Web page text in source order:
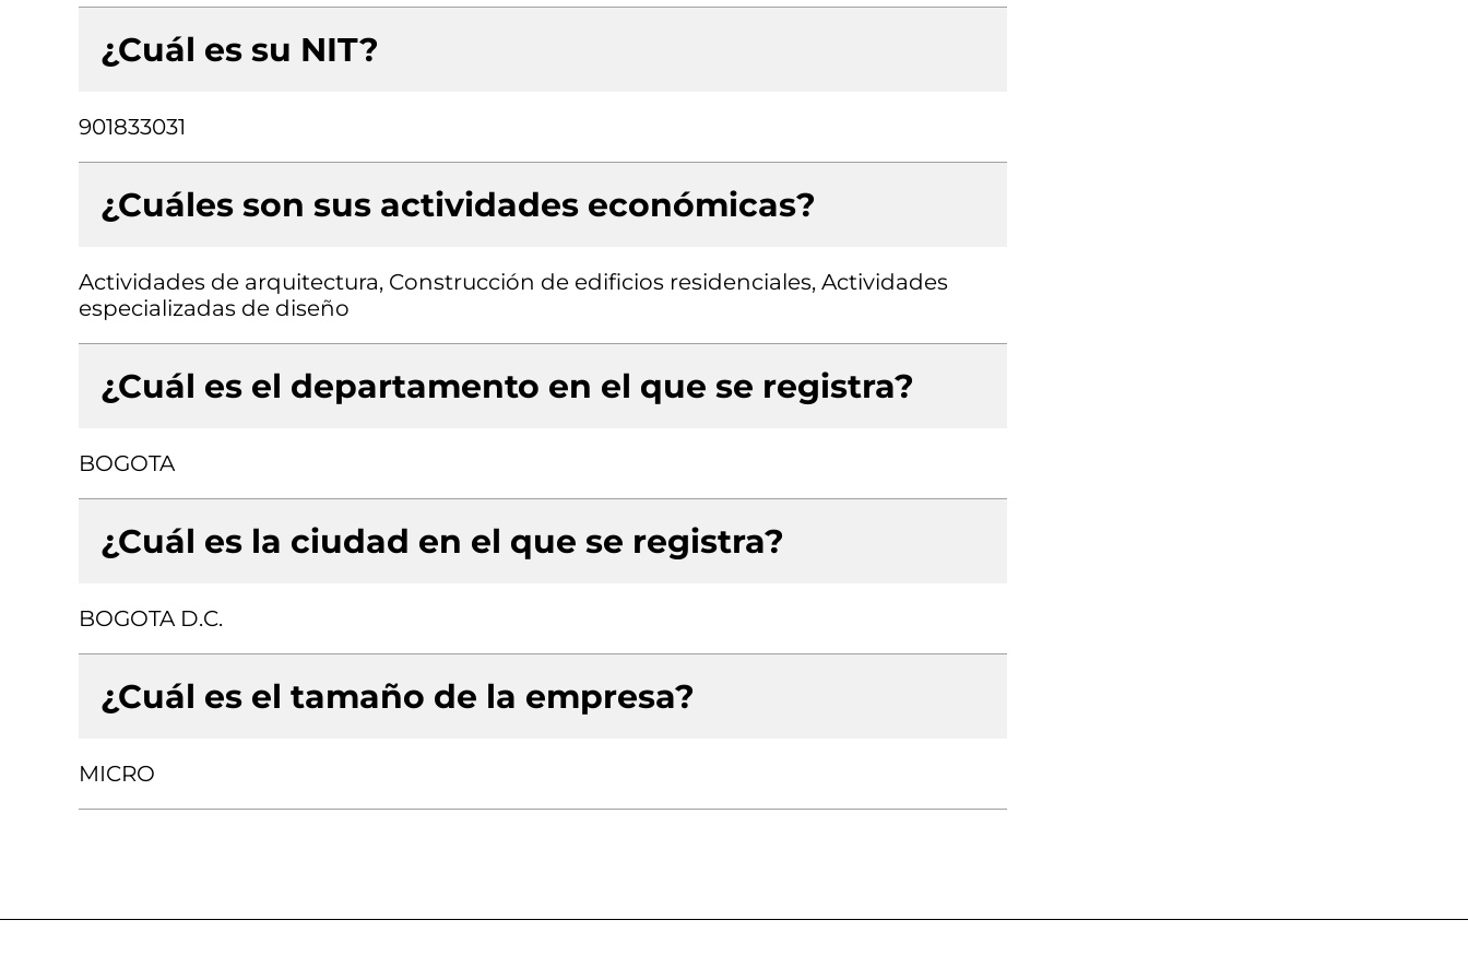
¿Cuál es su NIT?
901833031
¿Cuáles son sus actividades económicas?
Actividades de arquitectura, Construcción de edificios residenciales, Actividades
especializadas de diseño
¿Cuál es el departamento en el que se registra?
BOGOTA
¿Cuál es la ciudad en el que se registra?
BOGOTA D.C.
¿Cuál es el tamaño de la empresa?
MICRO